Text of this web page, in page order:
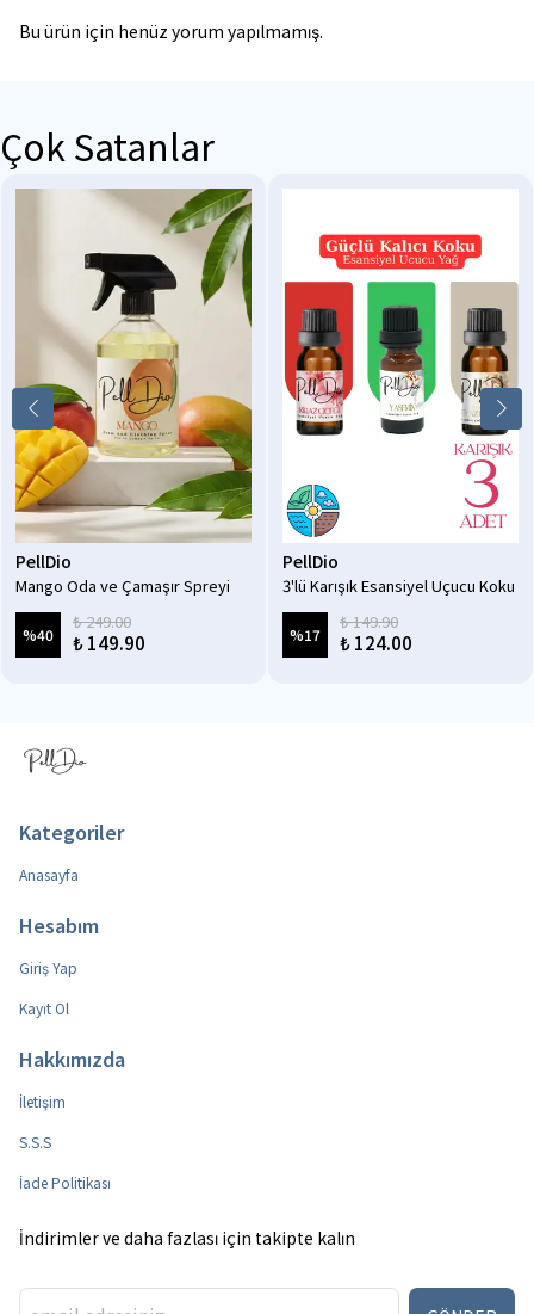
Bu ürün için henüz yorum yapılmamış.
Çok Satanlar
PellDio
Mango Oda ve Çamaşır Spreyi
500ml
%40
₺ 249.00
₺ 149.90
PellDio
3'lü Karışık Esansiyel Uçucu Koku
Yağı Difüzör Esansı Buhurdanlık
Yağı Aromaterapi Yağı 10 ml-3
%17
₺ 149.90
₺ 124.00
Kategoriler
Anasayfa
Hesabım
Giriş Yap
Kayıt Ol
Hakkımızda
İletişim
S.S.S
İade Politikası
İndirimler ve daha fazlası için takipte kalın